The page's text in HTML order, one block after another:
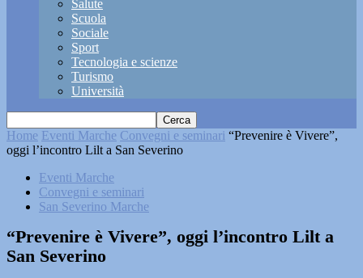
Salute
Scuola
Sociale
Sport
Tecnologia e scienze
Turismo
Università
Home Eventi Marche Convegni e seminari “Prevenire è Vivere”,
oggi l’incontro Lilt a San Severino
Eventi Marche
Convegni e seminari
San Severino Marche
“Prevenire è Vivere”, oggi l’incontro Lilt a
San Severino